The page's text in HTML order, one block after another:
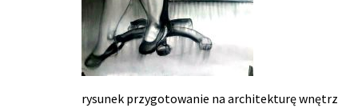
rysunek przygotowanie na architekturę wnętrz